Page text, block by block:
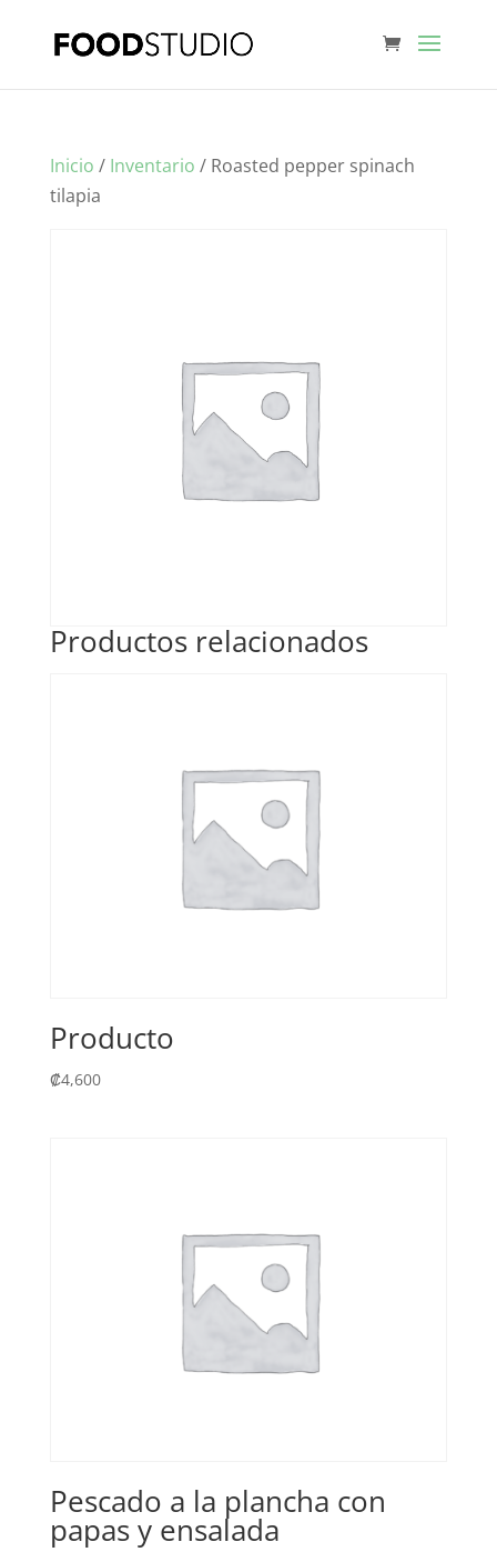
Inicio / Inventario / Roasted pepper spinach
tilapia
Productos relacionados
Producto
₡4,600
Pescado a la plancha con
papas y ensalada